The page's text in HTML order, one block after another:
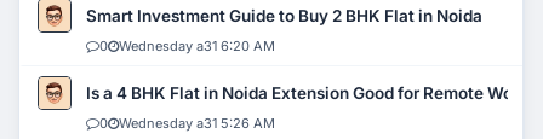
Smart Investment Guide to Buy 2 BHK Flat in Noida
0 Wednesday a31 6:20 AM
Is a 4 BHK Flat in Noida Extension Good for Remote Work?
0 Wednesday a31 5:26 AM